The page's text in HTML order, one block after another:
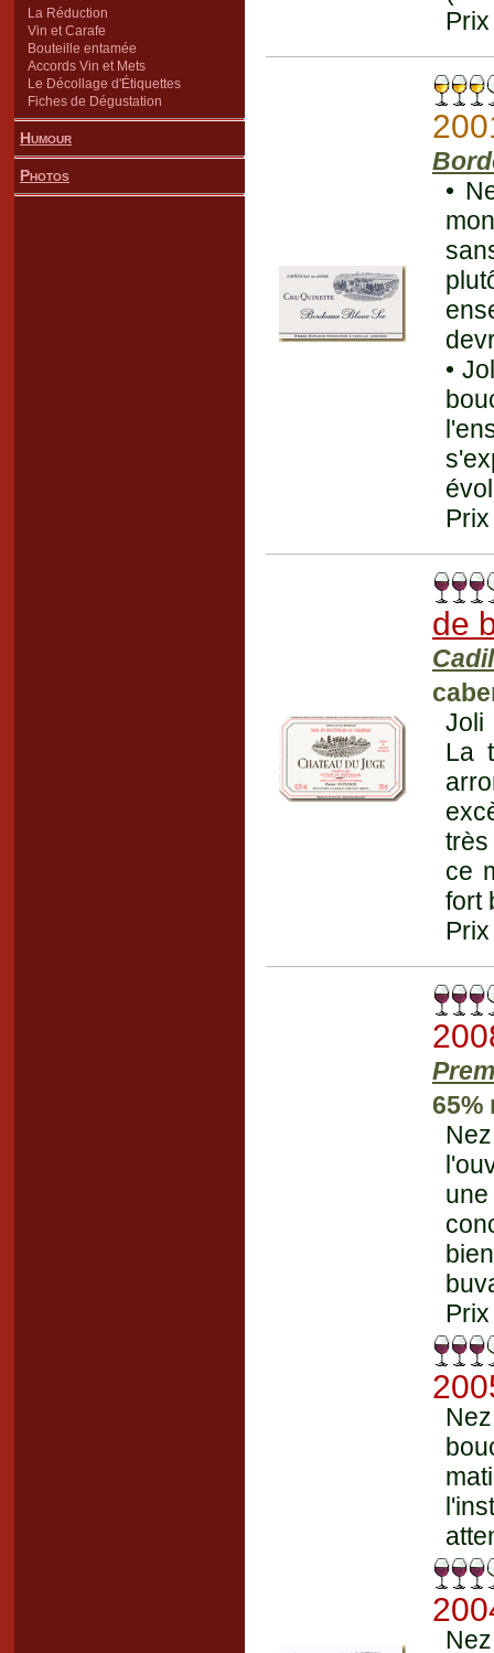
La Réduction
Vin et Carafe
Bouteille entamée
Accords Vin et Mets
Le Décollage d'Étiquettes
Fiches de Dégustation
Humour
Photos
•
•
de
Joli
La
ce
fort
65%